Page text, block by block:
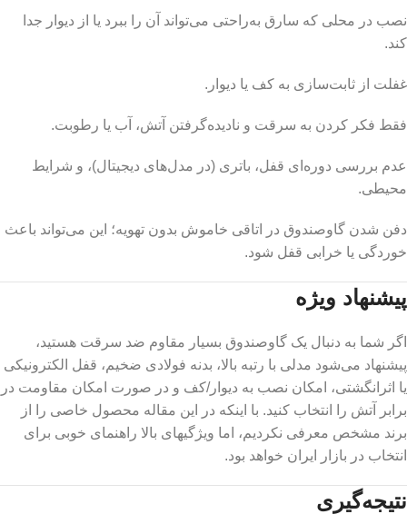
نصب در محلی که سارق به‌راحتی می‌تواند آن را ببرد یا از دیوار جدا
کند.
غفلت از ثابت‌سازی به کف یا دیوار.
فقط فکر کردن به سرقت و نادیده‌گرفتن آتش، آب یا رطوبت.
عدم بررسی دوره‌ای قفل، باتری (در مدل‌های دیجیتال)، و شرایط
محیطی.
دفن شدن گاوصندوق در اتاقی خاموش بدون تهویه؛ این می‌تواند باعث
خوردگی یا خرابی قفل شود.
پیشنهاد ویژه
اگر شما به دنبال یک گاوصندوق بسیار مقاوم ضد سرقت هستید،
پیشنهاد می‌شود مدلی با رتبه بالا، بدنه فولادی ضخیم، قفل الکترونیکی
یا اثرانگشتی، امکان نصب به دیوار/کف و در صورت امکان مقاومت در
برابر آتش را انتخاب کنید. با اینکه در این مقاله محصول خاصی را از
برند مشخص معرفی نکردیم، اما ویژگی­های بالا راهنمای خوبی برای
انتخاب در بازار ایران خواهد بود.
نتیجه‌گیری